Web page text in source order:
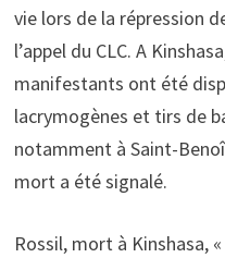
vie lors de la répression
l’appel du CLC. A
manifestants ont été
lacrymogènes et tirs de
notamment à Saint-
mort a été signalé.
Rossil, mort à Kinshasa,